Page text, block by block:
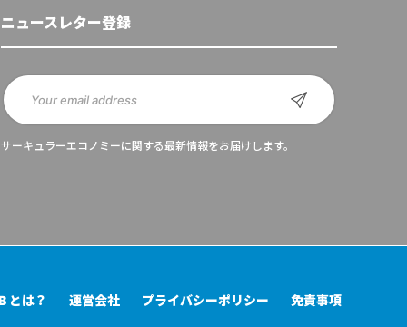
ニュースレター登録
サーキュラーエコノミーに関する最新情報をお届けします。
とは？ 運営会社 プライバシーポリシー 免責事項